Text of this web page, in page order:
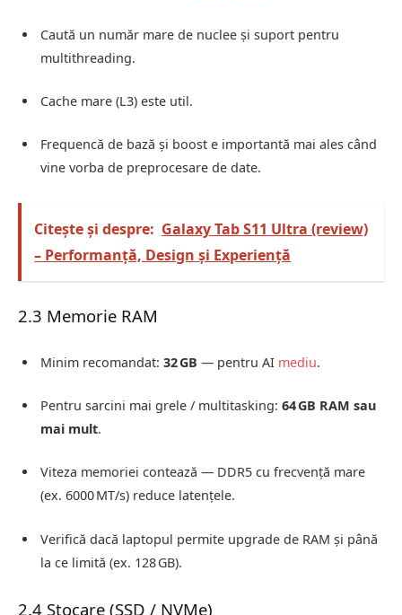
Caută un număr mare de nuclee și suport pentru
multithreading.
Cache mare (L3) este util.
Frequencă de bază și boost e importantă mai ales când
vine vorba de preprocesare de date.
Citește și despre: Galaxy Tab S11 Ultra (review)
– Performanță, Design și Experiență
2.3 Memorie RAM
Minim recomandat: 32 GB — pentru AI mediu.
Pentru sarcini mai grele / multitasking: 64 GB RAM sau
mai mult.
Viteza memoriei contează — DDR5 cu frecvență mare
(ex. 6000 MT/s) reduce latențele.
Verifică dacă laptopul permite upgrade de RAM și până
la ce limită (ex. 128 GB).
2.4 Stocare (SSD / NVMe)